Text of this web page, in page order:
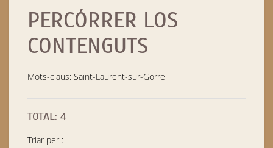
PERCÓRRER LOS
CONTENGUTS
Mots-claus: Saint-Laurent-sur-Gorre
TOTAL: 4
Triar per :